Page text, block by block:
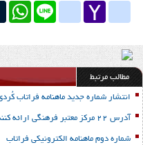
Line
google_bookmarks
Yahoo
yahoo_messenger
مطالب مرتبط
انتشار شماره جدید ماهنامه فراتاب
آدرس 22 مرکز معتبر فرهنگی ارائه کننده ماهنامه فراتاب کُردی در سراسر ایران
شماره دوم ماهنامه الکترونیکی فراتاب